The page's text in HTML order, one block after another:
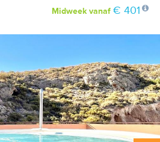
Midweekvanaf € 401